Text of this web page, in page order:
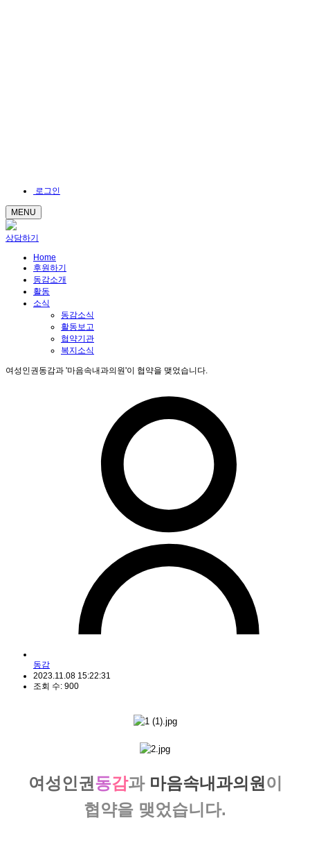
로그인
MENU
상담하기
Home
후원하기
동감소개
활동
소식
동감소식
활동보고
협약기관
복지소식
여성인권동감과 '마음속내과의원'이 협약을 맺었습니다.
동감
2023.11.08 15:22:31
조회 수: 900
여성인권 동감과 마음속내과의원 이
협약을 맺었습니다.